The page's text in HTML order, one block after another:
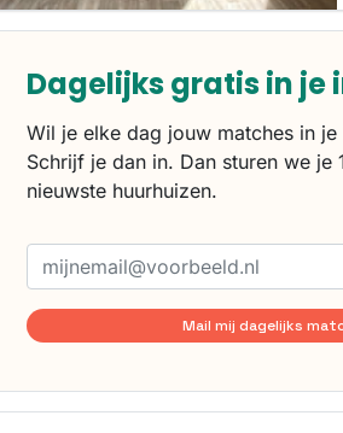
Dagelijks gratis in je
Wil je elke dag jouw matches in
Schrijf je dan in. Dan sturen we je
nieuwste huurhuizen.
Mail mij dagelijks